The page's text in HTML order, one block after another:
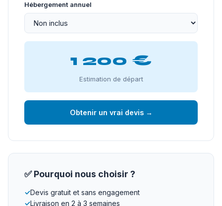
Hébergement annuel
1 200 €
Estimation de départ
Obtenir un vrai devis →
✅ Pourquoi nous choisir ?
✓Devis gratuit et sans engagement
✓Livraison en 2 à 3 semaines